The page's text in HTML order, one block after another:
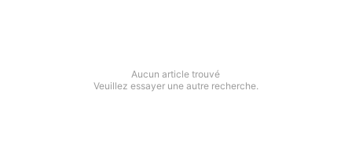
Aucun article trouvé
Veuillez essayer une autre recherche.